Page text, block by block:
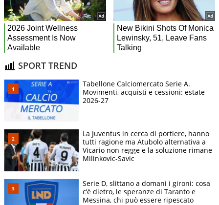
SPORT TREND
Tabellone Calciomercato Serie A.
Movimenti, acquisti e cessioni: estate
2026-27
La Juventus in cerca di portiere, hanno
tutti ragione ma Atubolo alternativa a
Vicario non regge e la soluzione rimane
Milinkovic-Savic
Serie D, slittano a domani i gironi: cosa
c’è dietro, le speranze di Taranto e
Messina, chi può essere ripescato